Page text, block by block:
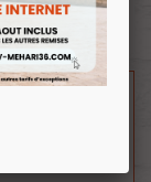
ICI
le produit
à